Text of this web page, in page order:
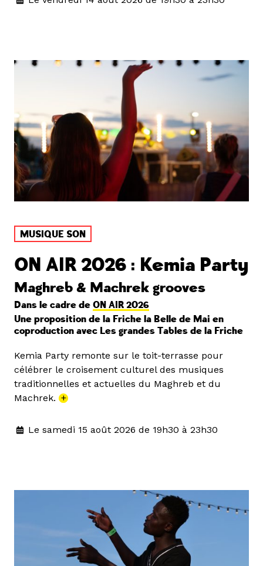
MUSIQUE SON
ON AIR 2026 : Kemia Party
Maghreb & Machrek grooves
Dans le cadre de ON AIR 2026
Une proposition de la Friche la Belle de Mai en
coproduction avec Les grandes Tables de la Friche
Kemia Party remonte sur le toit-terrasse pour
célébrer le croisement culturel des musiques
traditionnelles et actuelles du Maghreb et du
Machrek. +
Le samedi 15 août 2026 de 19h30 à 23h30